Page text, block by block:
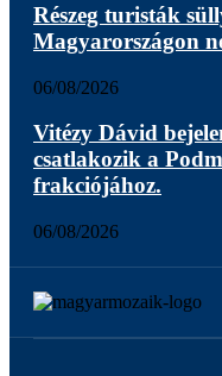
Részeg turisták
Magyarországon
06/08/2026
Vitézy Dávid
csatlakozik a
frakciójához.
06/08/2026